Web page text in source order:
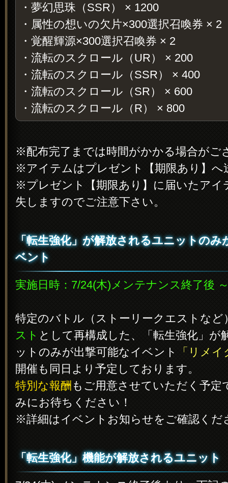
・夢幻思珠（SSR） × 1200
・属性の想いの欠片×300選択召喚券 × 2
・覚醒輝源×300選択召喚券 × 2
・流転のスクロール（UR） × 200
・流転のスクロール（SSR） × 400
・流転のスクロール（SR） × 600
・流転のスクロール（R） × 800
※配布完了までは時間がかかる場合がご
※アイテムはプレゼント【期限あり】へ
※プレゼント【期限あり】に届いたアイ
失しますのでご注意下さい。
「転生強化」が解放されるユニットのみ
ベント
実施日時：7/24(木)メンテナンス終了後
特定のバトル（ストーリークエストなど
スト として再構成した、「転生強化」が
ットのみが出撃可能なイベント
「リメ
開催も同日より予定しております。
特別な報酬 もご用意させていただく予定
みにお待ちください！
※詳細はイベントお知らせをご確認くだ
「転生強化」機能が解放されるユニット